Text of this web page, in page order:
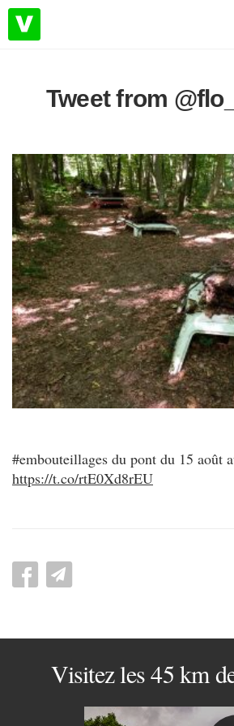
Tweet from
#embouteillages du pont du 15 août
https://t.co/rtE0Xd8rEU
Visitez les 45 km